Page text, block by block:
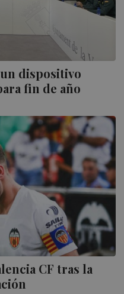
dispositivo
fin de año
CF tras la